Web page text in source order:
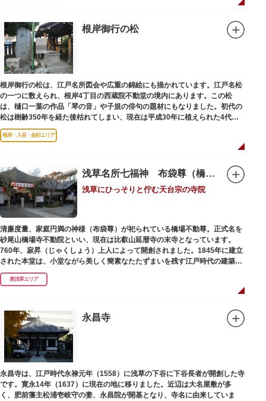
根岸御行の松
根岸御行の松は、江戸名所図会や広重の錦絵にも描かれています。江戸名松
の一つに数えられ、根岸4丁目の西蔵院不動堂の境内にあります。この松
は、樋口一葉の作品「琴の音」や子規の俳句の題材にもなりました。初代の
松は樹齢350年を経た後枯れてしまい、現在は平成30年に植えられた4代目
の松になります。
根岸・入谷・金杉エリア
浅草名所七福神 布袋尊（橋場不動尊）
浅草にひっそりと佇む天台宗の寺院
清廉度量、家庭円満の神様（布袋尊）が祀られている橋場不動尊。正式名を
砂尾山橋場寺不動院といい、現在は比叡山延暦寺の末寺となっています。
760年、寂昇（じゃくしょう）上人によって開創されました。1845年に建立
された本堂は、小堂ながら美しく簡素なたたずまいを残す江戸時代の建築様
式です。明治の大火、関東大震災、第二次大戦の戦災でも周辺を災禍から守
ったことから「火伏せの不動尊」とも呼ばれています。
の昔、すぐ近くを流れる隅田川を往来して参拝する人の目印となったのがこ
の銀杏で、今なおそのパワーを授かりに来る人も多いそうです。
また、江戸時代から伝わる布袋尊像が祀られています。その姿は肩に袋がな
くお腹が袋代わりの形をしている珍しいもので、古くから庶民に尊信されて
います。（御開帳期間 1月1日～7日）
奥浅草エリア
永昌寺
永昌寺は、江戸時代永禄元年（1558）に浅草の下谷に下谷長者が開創した寺
です。寛永14年（1637）に現在の地に移りました。近辺は大名屋敷が多
く、肥前藩主松浦壱岐守の妻、永昌院が開基となり、寺名に由来していま